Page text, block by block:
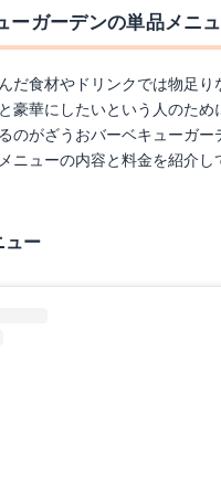
ーガーデンの単品メニ
だ食材やドリンクでは物足り
豪華にしたいという人のため
のがざうおバーベキューガー
ニューの内容と料金を紹介し
ー